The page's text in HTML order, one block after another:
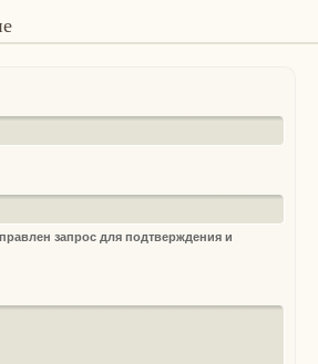
запрос для подтверждения и